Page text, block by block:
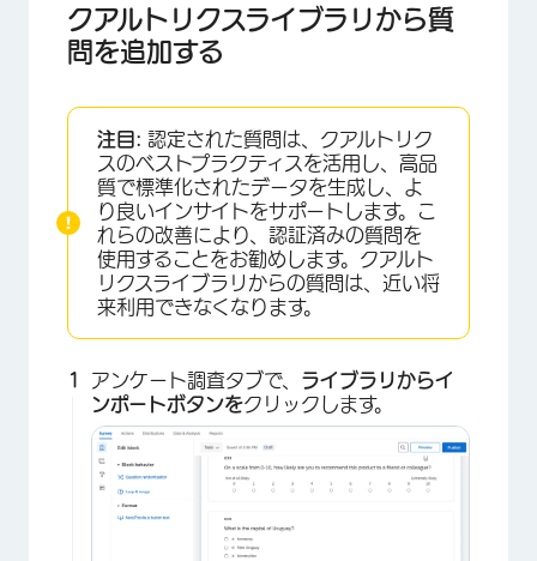
クアルトリクスライブラリから質
問を追加する
注目: 認定された質問は、クアルトリク
スのベストプラクティスを活用し、高品
質で標準化されたデータを生成し、よ
り良いインサイトをサポートします。こ
れらの改善により、認証済みの質問を
使用することをお勧めします。クアルト
リクスライブラリからの質問は、近い将
来利用できなくなります。
アンケート調査タブで、 ライブラリからイ
ンポートボタンをクリックします。